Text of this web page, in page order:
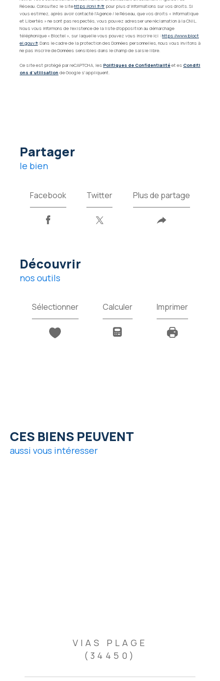
Réseau. Consultez le sitehttps://cnil.fr/fr pour plus d’informations sur vos droits. Si
vous estimez, après avoir contacté l'Agence / le Réseau, que vos droits « Informatique
et Libertés » ne sont pas respectés, vous pouvez adresser une réclamation à la CNIL.
Nous vous informons de l’existence de la liste d'opposition au démarchage
téléphonique « Bloctel », sur laquelle vous pouvez vous inscrire ici : https://www.bloct
el.gouv.fr. Dans le cadre de la protection des Données personnelles, nous vous invitons à
ne pas inscrire de Données sensibles dans le champ de saisie libre.
Ce site est protégé par reCAPTCHA, les Politiques de Confidentialitéet es Conditi
ons d'utilisation de Google s'appliquent.
partager
le bien
Facebook Twitter Plus de partage
découvrir
nos outils
Sélectionner Calculer Imprimer
CES BIENS PEUVENT
aussi vous intéresser
VIAS PLAGE
(34450)